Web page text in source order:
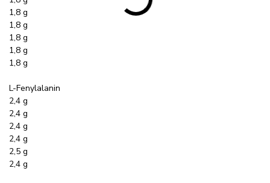
1,8 g
1,8 g
1,8 g
1,8 g
1,8 g
L-Fenylalanin
2,4 g
2,4 g
2,4 g
2,4 g
2,5 g
2,4 g